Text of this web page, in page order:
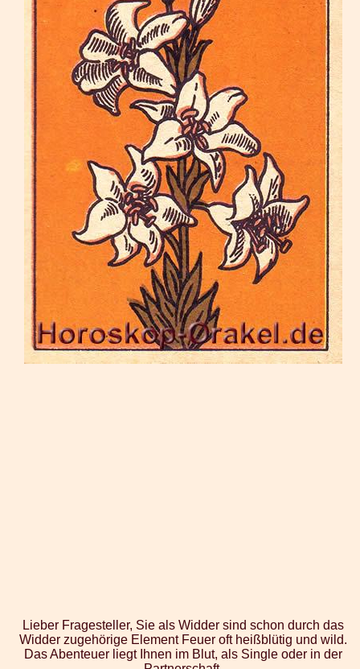
Lieber Fragesteller, Sie als Widder sind schon durch das
Widder zugehörige Element Feuer oft heißblütig und wild.
Das Abenteuer liegt Ihnen im Blut, als Single oder in der